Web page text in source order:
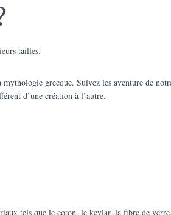
tailles.
grecque. Suivez les aventure de
d’une création à l’autre.
tels que le coton, le kevlar, la fibre de